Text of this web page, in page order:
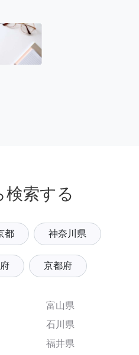
検索する
都 神奈川県
京都府
富山県
石川県
福井県